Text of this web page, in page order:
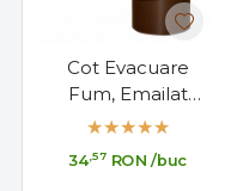
Cot Evacuare
Fum, Emailat
Maro 120mm
34,57 RON /buc